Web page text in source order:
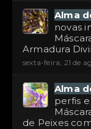
Alma
novas
Armadura
sexta-feira, 21 de
Alma
perfis
de Peixes